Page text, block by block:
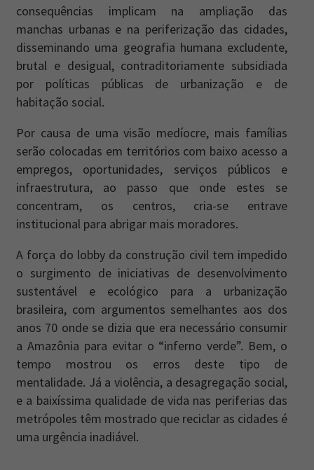
consequências implicam na ampliação das
manchas urbanas e na periferização das cidades,
disseminando uma geografia humana excludente,
brutal e desigual, contraditoriamente subsidiada
por políticas públicas de urbanização e de
habitação social.
Por causa de uma visão medíocre, mais famílias
serão colocadas em territórios com baixo acesso a
empregos, oportunidades, serviços públicos e
infraestrutura, ao passo que onde estes se
concentram, os centros, cria-se entrave
institucional para abrigar mais moradores.
A força do lobby da construção civil tem impedido
o surgimento de iniciativas de desenvolvimento
sustentável e ecológico para a urbanização
brasileira, com argumentos semelhantes aos dos
anos 70 onde se dizia que era necessário consumir
a Amazônia para evitar o “inferno verde”. Bem, o
tempo mostrou os erros deste tipo de
mentalidade. Já a violência, a desagregação social,
e a baixíssima qualidade de vida nas periferias das
metrópoles têm mostrado que reciclar as cidades é
uma urgência inadiável.